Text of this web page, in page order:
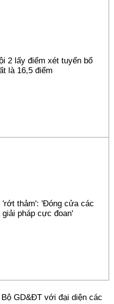
2 lấy điểm xét tuyển bổ
là 16,5 điểm
thảm': 'Đóng cửa các
pháp cực đoan'
GD&ĐT với đại diện các